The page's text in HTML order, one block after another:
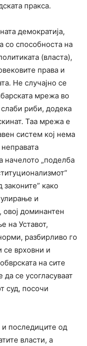
пракса.
демократија,
со способноста на
(власта),
права и
Не случајно се
мрежа во
слаби риби, додека
Таа мрежа е
систем кој нема
начелото „поделба
законите” како
и
овој доминантен
на Уставот,
разбирливо го
се врховни и
на сите
се усогласуваат
суд, посочи
и последиците од
власти, а